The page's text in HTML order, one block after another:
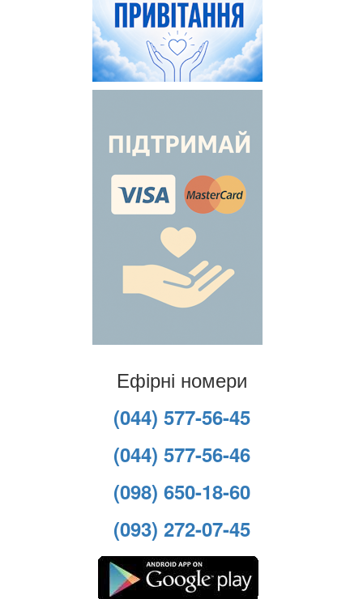
Ефірні номери
(044) 577-56-45
(044) 577-56-46
(098) 650-18-60
(093) 272-07-45